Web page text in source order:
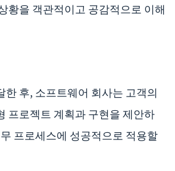
황을 객관적이고 공감적으로 이해
한 후, 소프트웨어 회사는 고객의
프로젝트 계획과 구현을 제안하
프로세스에 성공적으로 적용할